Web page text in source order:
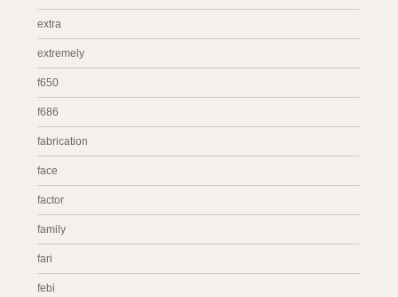
extra
extremely
f650
f686
fabrication
face
factor
family
fari
febi